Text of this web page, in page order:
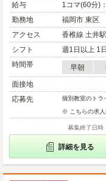
給与
1コマ(60分)
勤務地
福岡市 東区
アクセス
香椎線 土井駅
シフト
週1日以上 1
時間帯
早朝
面接地
応募先
個別教室のト
※ こちらの求人
募集終了日時
詳細を見る